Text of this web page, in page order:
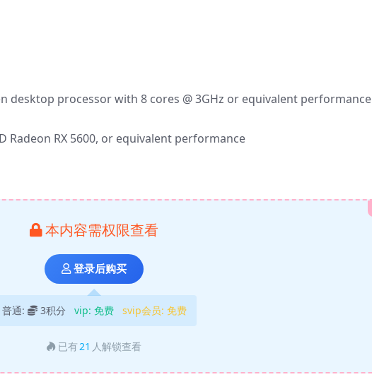
desktop processor with 8 cores @ 3GHz or equivalent performance
Radeon RX 5600, or equivalent performance
本内容需权限查看
登录后购买
普通: 3积分 vip: 免费 svip会员: 免费
已有 21 人解锁查看